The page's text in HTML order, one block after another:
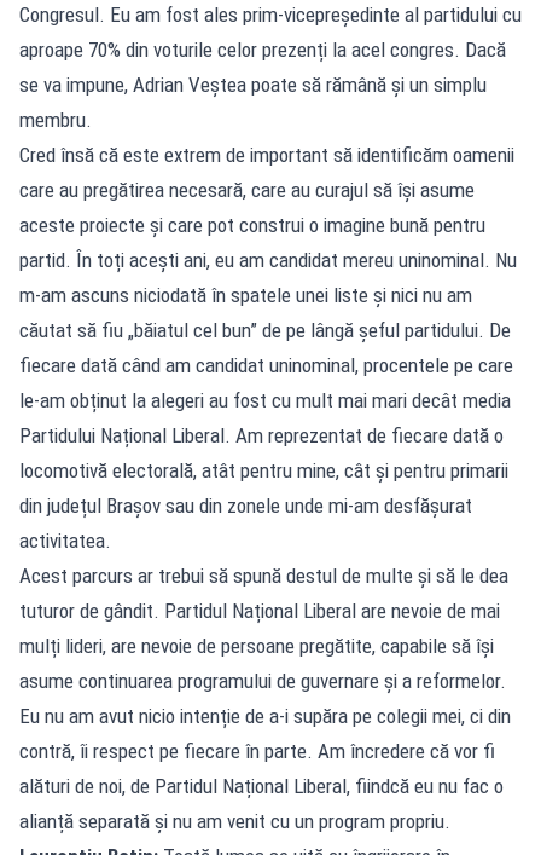
Congresul. Eu am fost ales prim-vicepreședinte al partidului cu
aproape 70% din voturile celor prezenți la acel congres. Dacă
se va impune, Adrian Veștea poate să rămână și un simplu
membru.
Cred însă că este extrem de important să identificăm oamenii
care au pregătirea necesară, care au curajul să își asume
aceste proiecte și care pot construi o imagine bună pentru
partid. În toți acești ani, eu am candidat mereu uninominal. Nu
m-am ascuns niciodată în spatele unei liste și nici nu am
căutat să fiu „băiatul cel bun” de pe lângă șeful partidului. De
fiecare dată când am candidat uninominal, procentele pe care
le-am obținut la alegeri au fost cu mult mai mari decât media
Partidului Național Liberal. Am reprezentat de fiecare dată o
locomotivă electorală, atât pentru mine, cât și pentru primarii
din județul Brașov sau din zonele unde mi-am desfășurat
activitatea.
Acest parcurs ar trebui să spună destul de multe și să le dea
tuturor de gândit. Partidul Național Liberal are nevoie de mai
mulți lideri, are nevoie de persoane pregătite, capabile să își
asume continuarea programului de guvernare și a reformelor.
Eu nu am avut nicio intenție de a-i supăra pe colegii mei, ci din
contră, îi respect pe fiecare în parte. Am încredere că vor fi
alături de noi, de Partidul Național Liberal, fiindcă eu nu fac o
alianță separată și nu am venit cu un program propriu.